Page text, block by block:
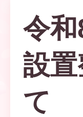
令
設
て